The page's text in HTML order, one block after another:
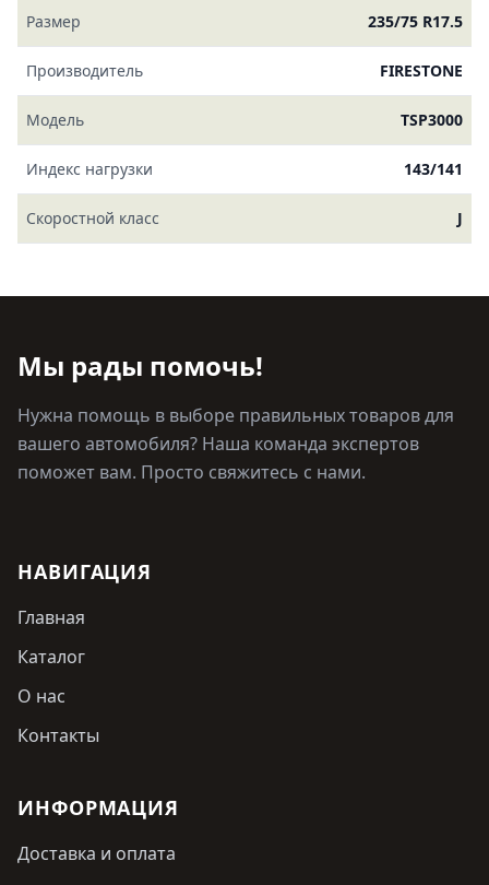
Размер 235/75 R17.5
Производитель FIRESTONE
Модель TSP3000
Индекс нагрузки 143/141
Скоростной класс J
Мы рады помочь!
Нужна помощь в выборе правильных товаров для
вашего автомобиля? Наша команда экспертов
поможет вам. Просто свяжитесь с нами.
НАВИГАЦИЯ
Главная
Каталог
О нас
Контакты
ИНФОРМАЦИЯ
Доставка и оплата